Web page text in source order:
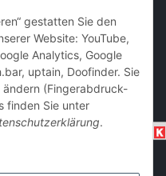
gestatten Sie den
Website: YouTube,
Analytics, Google
uptain, Doofinder. Sie
(Fingerabdruck-
finden Sie unter
.